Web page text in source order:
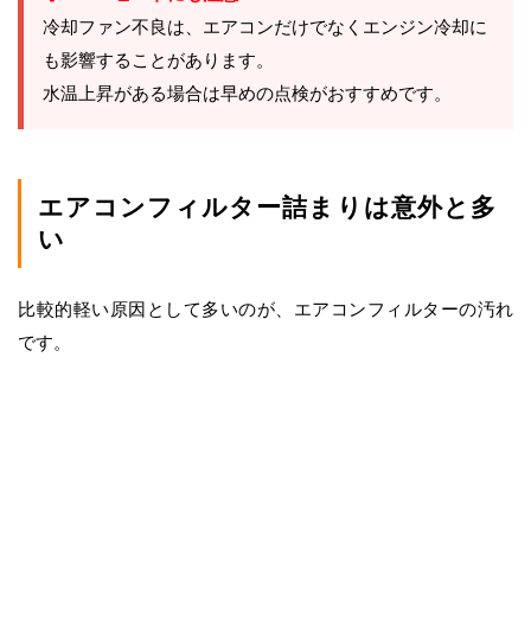
冷却ファン不良は、エアコンだけでなくエンジン冷却に
も影響することがあります。
水温上昇がある場合は早めの点検がおすすめです。
エアコンフィルター詰まりは意外と多
い
比較的軽い原因として多いのが、エアコンフィルターの汚れ
です。